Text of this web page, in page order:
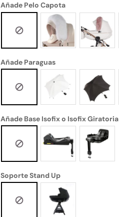
Añade Pelo Capota
Añade Paraguas
Añade Base Isofix o Isofix Giratoria
Soporte Stand Up